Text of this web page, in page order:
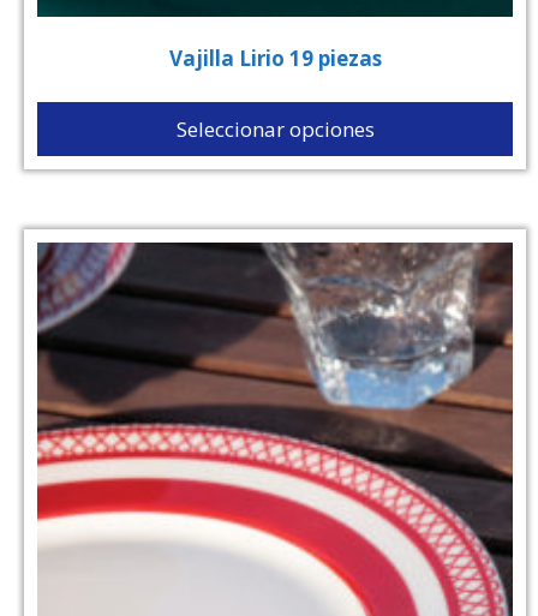
Vajilla Lirio 19 piezas
Seleccionar opciones